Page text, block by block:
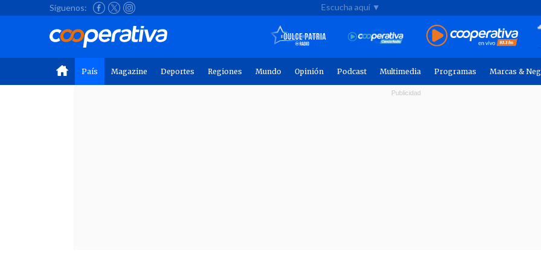
Síguenos: Escucha aquí ▼
País Magazine Deportes Regiones Mundo Opinión Podcast Multimedia Programas Marcas &